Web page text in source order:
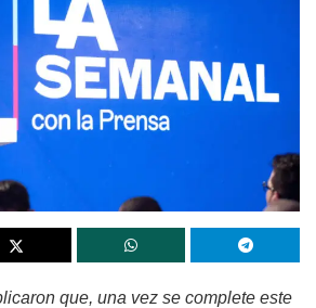
que, una vez se complete este